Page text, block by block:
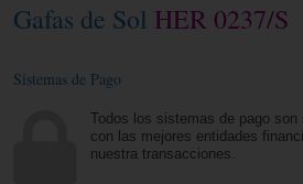
Gafas de Sol HER 0237/S
Sistemas de Pago
Todos los sistemas de pago
con las mejores entidades
nuestra transacciones.